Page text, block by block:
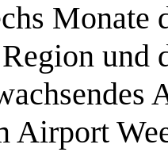
Monate
und
Airport